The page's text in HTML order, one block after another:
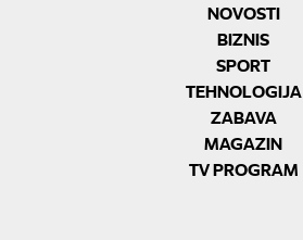
NOVOSTI
BIZNIS
SPORT
TEHNOLOGIJA
ZABAVA
MAGAZIN
TV PROGRAM